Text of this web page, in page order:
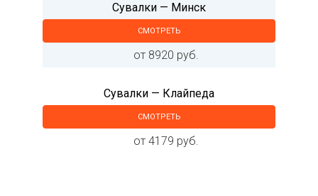
Сувалки — Минск
СМОТРЕТЬ
от 8920 руб.
Сувалки — Клайпеда
СМОТРЕТЬ
от 4179 руб.